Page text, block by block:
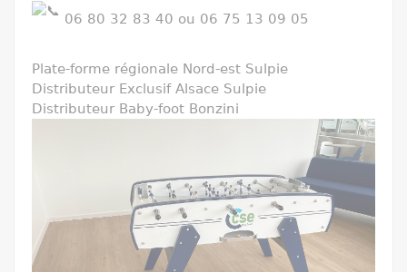
06 80 32 83 40 ou 06 75 13 09 05
Plate-forme régionale Nord-est Sulpie
Distributeur Exclusif Alsace Sulpie
Distributeur Baby-foot Bonzini